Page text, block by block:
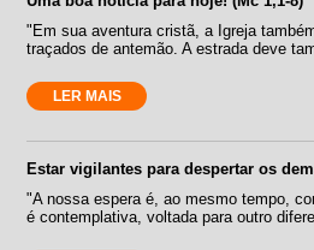
"Em sua aventura cristã, a Igreja
traçados de antemão. A estrada deve
LER MAIS
Estar vigilantes para despertar os
"A nossa espera é, ao mesmo tempo,
é contemplativa, voltada para outro